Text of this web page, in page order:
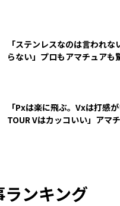
「ステンレスなのは言われな
らない」プロもアマチュアも
「Pxは楽に飛ぶ。Vxは打感が
TOUR Vはカッコいい」アマ
ンキング